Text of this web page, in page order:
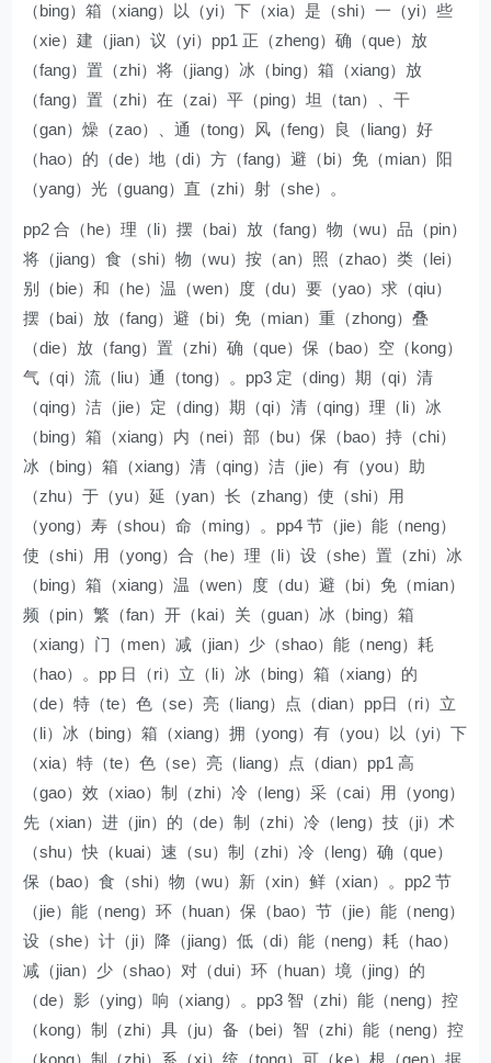
（bing）箱（xiang）以（yi）下（xia）是（shi）一（yi）些
（xie）建（jian）议（yi）pp1 正（zheng）确（que）放
（fang）置（zhi）将（jiang）冰（bing）箱（xiang）放
（fang）置（zhi）在（zai）平（ping）坦（tan）、干
（gan）燥（zao）、通（tong）风（feng）良（liang）好
（hao）的（de）地（di）方（fang）避（bi）免（mian）阳
（yang）光（guang）直（zhi）射（she）。
pp2 合（he）理（li）摆（bai）放（fang）物（wu）品（pin）
将（jiang）食（shi）物（wu）按（an）照（zhao）类（lei）
别（bie）和（he）温（wen）度（du）要（yao）求（qiu）
摆（bai）放（fang）避（bi）免（mian）重（zhong）叠
（die）放（fang）置（zhi）确（que）保（bao）空（kong）
气（qi）流（liu）通（tong）。pp3 定（ding）期（qi）清
（qing）洁（jie）定（ding）期（qi）清（qing）理（li）冰
（bing）箱（xiang）内（nei）部（bu）保（bao）持（chi）
冰（bing）箱（xiang）清（qing）洁（jie）有（you）助
（zhu）于（yu）延（yan）长（zhang）使（shi）用
（yong）寿（shou）命（ming）。pp4 节（jie）能（neng）
使（shi）用（yong）合（he）理（li）设（she）置（zhi）冰
（bing）箱（xiang）温（wen）度（du）避（bi）免（mian）
频（pin）繁（fan）开（kai）关（guan）冰（bing）箱
（xiang）门（men）减（jian）少（shao）能（neng）耗
（hao）。pp 日（ri）立（li）冰（bing）箱（xiang）的
（de）特（te）色（se）亮（liang）点（dian）pp日（ri）立
（li）冰（bing）箱（xiang）拥（yong）有（you）以（yi）下
（xia）特（te）色（se）亮（liang）点（dian）pp1 高
（gao）效（xiao）制（zhi）冷（leng）采（cai）用（yong）
先（xian）进（jin）的（de）制（zhi）冷（leng）技（ji）术
（shu）快（kuai）速（su）制（zhi）冷（leng）确（que）
保（bao）食（shi）物（wu）新（xin）鲜（xian）。pp2 节
（jie）能（neng）环（huan）保（bao）节（jie）能（neng）
设（she）计（ji）降（jiang）低（di）能（neng）耗（hao）
减（jian）少（shao）对（dui）环（huan）境（jing）的
（de）影（ying）响（xiang）。pp3 智（zhi）能（neng）控
（kong）制（zhi）具（ju）备（bei）智（zhi）能（neng）控
（kong）制（zhi）系（xi）统（tong）可（ke）根（gen）据